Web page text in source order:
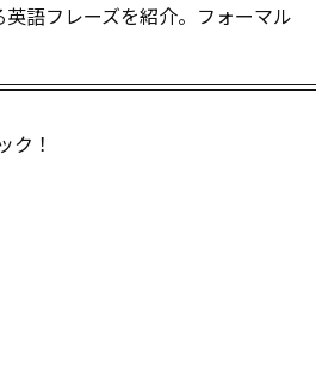
語フレーズを紹介。フォーマル
ク！